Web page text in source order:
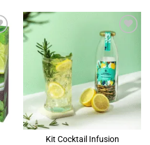
ADD TO
WISHLIST
Kit Cocktail Infusion